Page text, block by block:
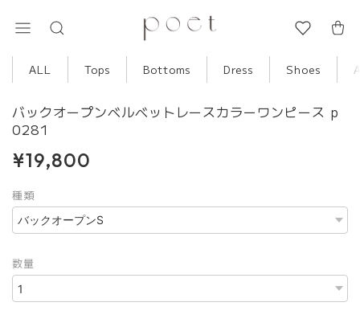
ALL Tops Bottoms Dress Shoes
バックオープンベルベットレースカラーワンピース p
0281
¥19,800
種類
数量